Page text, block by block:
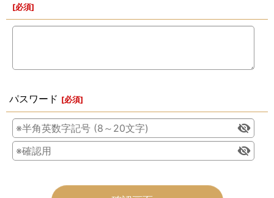
[必須]
パスワード [必須]